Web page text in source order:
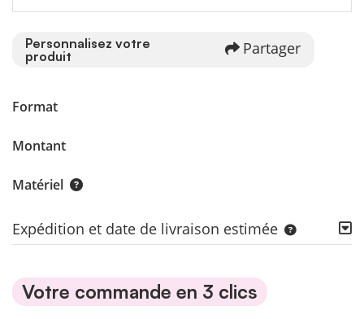
Personnalisez votre
produit
Partager
Format
Montant
Matériel
Expédition et date de livraison estimée
Votre commande en 3 clics